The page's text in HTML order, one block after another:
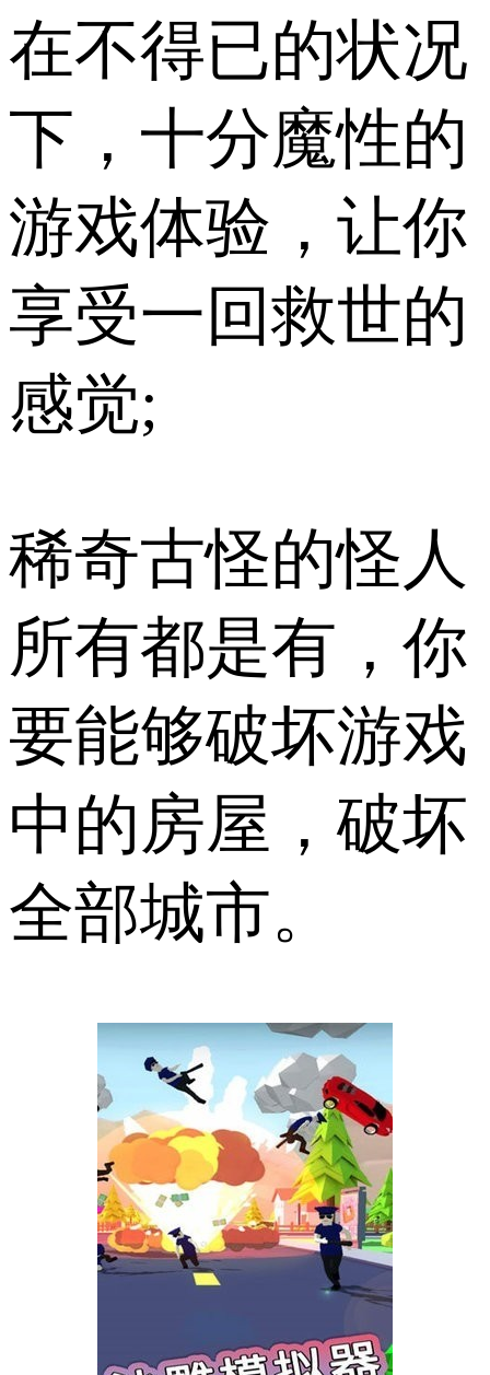
在不得已的状况
下，十分魔性的
游戏体验，让你
享受一回救世的
感觉;
稀奇古怪的怪人
所有都是有，你
要能够破坏游戏
中的房屋，破坏
全部城市。